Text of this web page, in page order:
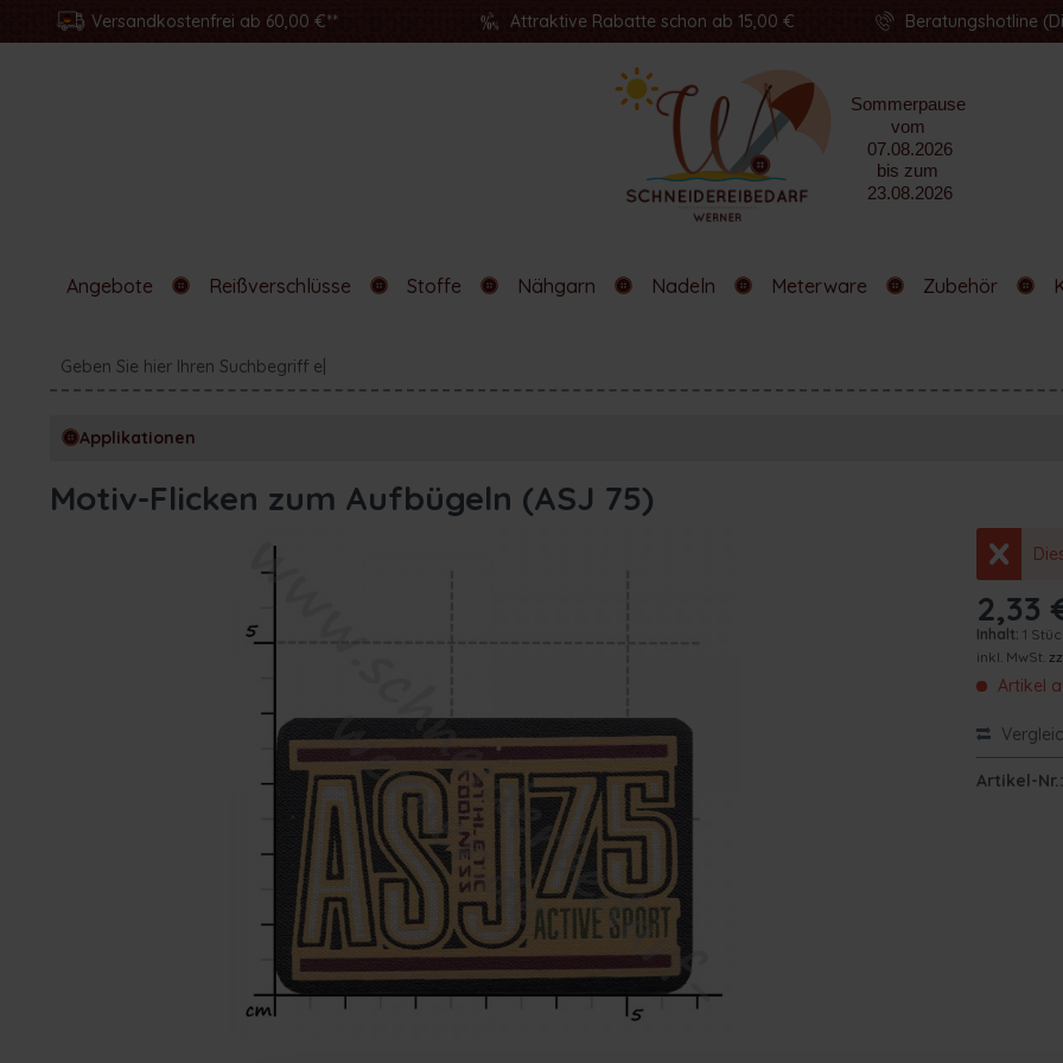
Versandkostenfrei ab 60,00 €** Attraktive Rabatte schon ab 15,00 € Beratungshotline
Angebote Reißverschlüsse Stoffe Nähgarn Nadeln Meterware Zubehör
Applikationen
Motiv-Flicken zum Aufbügeln (ASJ 75)
2,33
Inhalt:1
inkl. MwSt.
Artikel
Artikel-